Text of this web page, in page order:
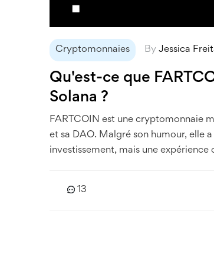
Cryptomonnaies By Jessica
Qu'est-ce que
Solana ?
FARTCOIN est une cryptomonnaie
et sa DAO. Malgré son humour, elle
investissement, mais une expérience
13